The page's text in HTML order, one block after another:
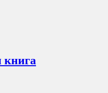
книга